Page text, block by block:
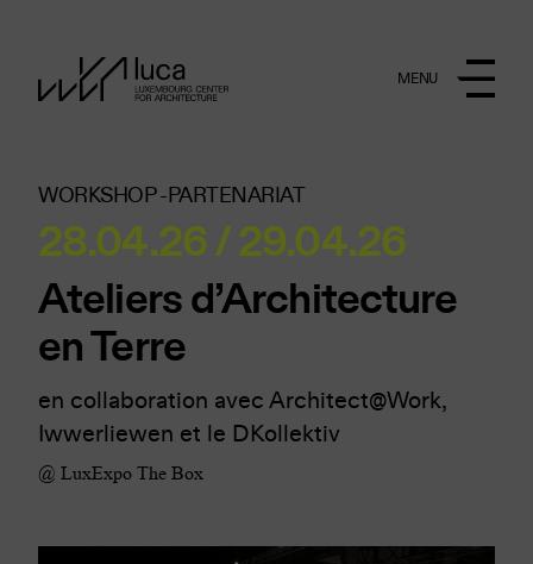
MENU
WORKSHOP -PARTENARIAT
28.04.26 / 29.04.26
Ateliers d’Architecture
en Terre
en collaboration avec Architect@Work,
Iwwerliewen et le DKollektiv
@ LuxExpo The Box